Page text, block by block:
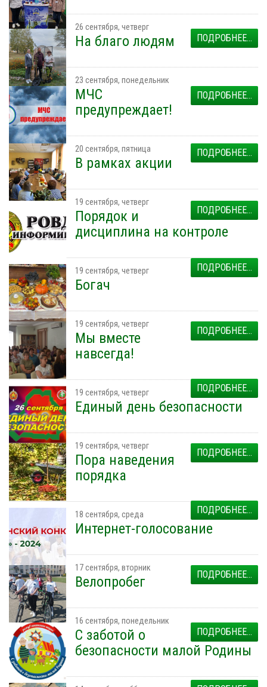
ПОДРОБНЕЕ...
26 сентября, четверг
На благо людям
ПОДРОБНЕЕ...
23 сентября, понедельник
МЧС
предупреждает!
ПОДРОБНЕЕ...
20 сентября, пятница
В рамках акции
ПОДРОБНЕЕ...
19 сентября, четверг
Порядок и
дисциплина на контроле
ПОДРОБНЕЕ...
19 сентября, четверг
Богач
ПОДРОБНЕЕ...
19 сентября, четверг
Мы вместе
навсегда!
ПОДРОБНЕЕ...
19 сентября, четверг
Единый день безопасности
ПОДРОБНЕЕ...
19 сентября, четверг
Пора наведения
порядка
ПОДРОБНЕЕ...
18 сентября, среда
Интернет-голосование
ПОДРОБНЕЕ...
17 сентября, вторник
Велопробег
ПОДРОБНЕЕ...
16 сентября, понедельник
С заботой о
безопасности малой Родины